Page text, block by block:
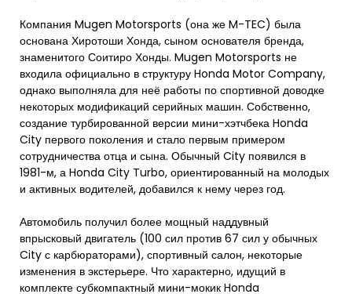
Компания Mugen Motorsports (она же M-TEC) была
основана Хиротоши Хонда, сыном основателя бренда,
знаменитого Соитиро Хонды. Mugen Motorsports не
входила официально в структуру Honda Motor Company,
однако выполняла для неё работы по спортивной доводке
некоторых модификаций серийных машин. Собственно,
создание турбированной версии мини-хэтчбека Honda
City первого поколения и стало первым примером
сотрудничества отца и сына. Обычный City появился в
1981-м, а Honda City Turbo, ориентированный на молодых
и активных водителей, добавился к нему через год.
Автомобиль получил более мощный наддувный
впрысковый двигатель (100 сил против 67 сил у обычных
City с карбюраторами), спортивный салон, некоторые
изменения в экстерьере. Что характерно, идущий в
комплекте субкомпактный мини-мокик Honda